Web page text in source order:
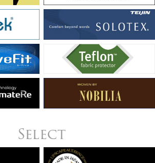
Select